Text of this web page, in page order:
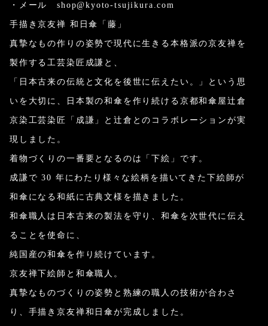
・メール shop@kyoto-tsujikura.com
手描き京友禅 和日傘「藤」
真摯なもの作りの姿勢で現代に生きる本格派の京友禅を
製作する工芸染匠成謙と、
「日本古来の伝統と文化を後世に伝えたい。」という思
いを大切に、日本製の和傘を作り続ける京都和傘屋辻倉
京染工芸染匠「成謙」と辻倉とのコラボレーションが実
現しました。
着物づくりの一番要となるのは「下絵」です。
成謙で 30 年にわたり様々な絵柄を描いてきた下絵師が
和傘になる和紙に古典文様を描きました。
和傘職人は日本古来の製法を守り、和傘を次世代に伝え
ることを使命に、
純国産の和傘を作り続けています。
京友禅下絵師と和傘職人。
真摯なものづくりの姿勢と熟練の職人の技術が合わさ
り、手描き京友禅和日傘が完成しました。